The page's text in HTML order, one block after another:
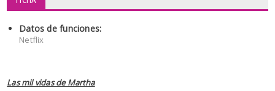
Datos de funciones:
Netflix
Las mil vidas de Martha